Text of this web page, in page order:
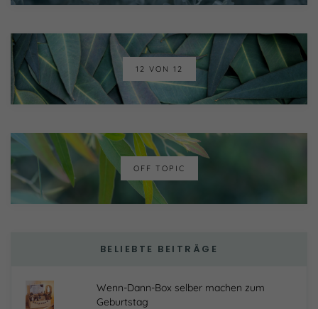
12 VON 12
OFF TOPIC
BELIEBTE BEITRÄGE
Wenn-Dann-Box selber machen zum
Geburtstag